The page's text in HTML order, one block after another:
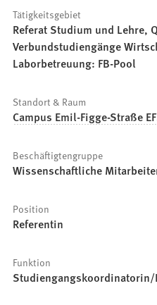
Tätigkeitsgebiet
Referat Studium und Lehre,
Verbundstudiengänge
Laborbetreuung: FB-Pool
Standort & Raum
Campus Emil-Figge-Straße
Beschäftigtengruppe
Wissenschaftliche
Position
Referentin
Funktion